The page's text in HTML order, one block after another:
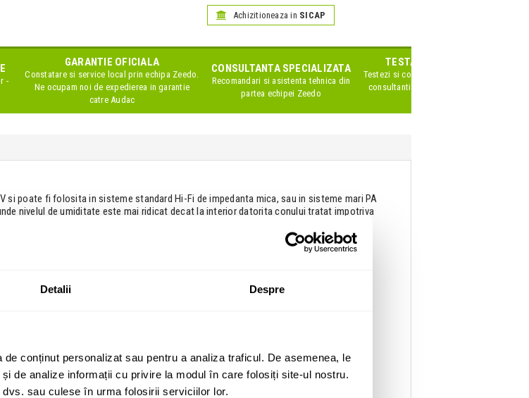
Detalii Despre
conținut personalizat sau pentru a analiza traficul. De asemenea, le
de analize informații cu privire la modul în care folosiți site-ul nostru.
sau culese în urma folosirii serviciilor lor.
Achizitioneaza in SICAP
-
GARANTIE OFICIALA
Constatare si service local prin echipa Zeedo.
Ne ocupam noi de expedierea in garantie
catre Audac
CONSULTANTA SPECIALIZATA
Recomandari si asistenta tehnica din
partea echipei Zeedo
TESTARE IN SHOWROOM
Testezi si compari produsele impreuna cu
consultanti Zeedo specializati pe acest
si poate fi folosita in sisteme standard Hi-Fi de impedanta mica, sau in sisteme mari PA
nivelul de umiditate este mai ridicat decat la interior datorita conului tratat impotriva
camerei.
un difuzor de 5.5 ce are tap-uri pe 10W / 5W / 100V